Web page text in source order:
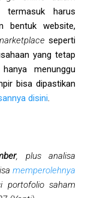
termasuk harus
bentuk website,
seperti
yang tetap
menunggu
bisa dipastikan
disini
, plus analisa
memperolehnya
portofolio saham